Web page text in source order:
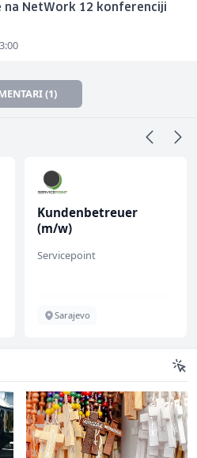
na NetWork 12 konferenciji
(1)
Kundenbetreuer
(m/w)
Servicepoint
Sarajevo